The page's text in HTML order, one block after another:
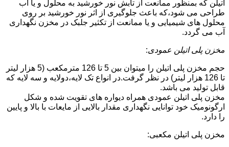
اتیلن که بمنظور ممانعت از تابش نور خورشید به محلول و یا آب
طراحی می شود،که باعث جلوگیری از اثر نور خورشید بر روی
محلول های شیمیایی و یا ممانعت از تکثیر جلبک در مخزن نگهداری
آب می گردد.
مخزن پلی اتیلن عمودی:
حجم مخزن پلی اتیلن را میتوان بین 5 تا 126 مترمکعب (5 هزار لیتر
تا 126 هزار لیتر) در نظر گرفت.در انواع تک لایه،دولایه و سه لایه که
قابل تولید می باشد.
مخزن پلی اتیلن عمودی همراه دیواره های تقویت شده و شکل
ارگونومیک خود توانایی نگهداری مقدار بالایی از مایعات با بالا و پایین
را دارد.
مخزن پلی اتیلن مکعبی: